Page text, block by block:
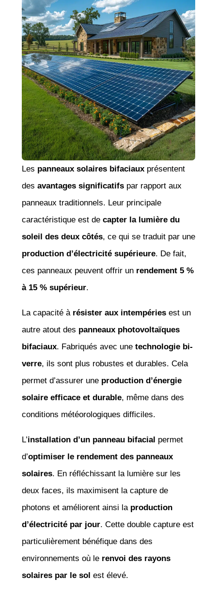
Les panneaux solaires bifaciauxprésentent
des avantages significatifspar rapport aux
panneaux traditionnels. Leur principale
caractéristique est de capter la lumière du
soleil des deux côtés, ce qui se traduit par une
production d’électricité supérieure. De fait,
ces panneaux peuvent offrir un rendement 5 %
à 15 % supérieur.
La capacité à résister aux intempériesest un
autre atout des panneaux photovoltaïques
bifaciaux. Fabriqués avec une technologie bi-
verre, ils sont plus robustes et durables. Cela
permet d’assurer une production d’énergie
solaire efficace et durable, même dans des
conditions météorologiques difficiles.
L’installation d’un panneau bifacial permet
d’optimiser le rendement des panneaux
solaires. En réfléchissant la lumière sur les
deux faces, ils maximisent la capture de
photons et améliorent ainsi la production
d’électricité par jour. Cette double capture est
particulièrement bénéfique dans des
environnements où le renvoi des rayons
solaires par le sol est élevé.